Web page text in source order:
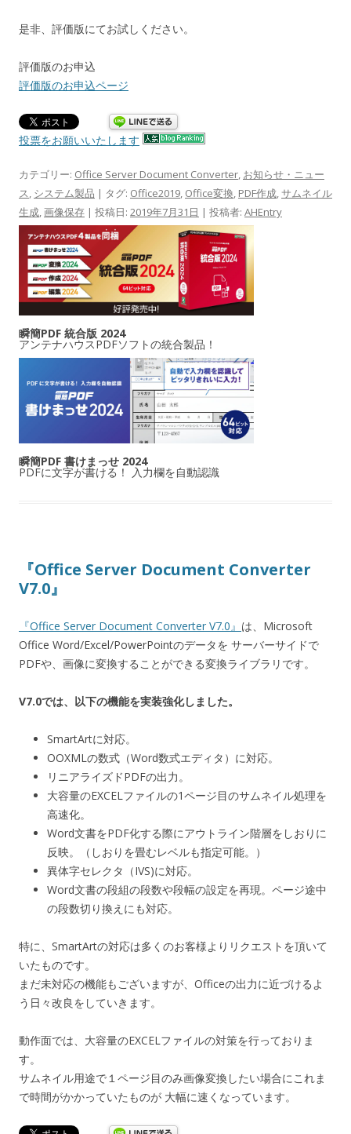
是非、評価版にてお試しください。
評価版のお申込
評価版のお申込ページ
投票をお願いいたします
カテゴリー: Office Server Document Converter, お知らせ・ニュー
ス, システム製品 | タグ: Office2019, Office変換, PDF作成,サムネイル
生成,画像保存 | 投稿日: 2019年7月31日 | 投稿者: AHEntry
瞬簡PDF 統合版 2024
アンテナハウスPDFソフトの統合製品！
瞬簡PDF 書けまっせ 2024
PDFに文字が書ける！ 入力欄を自動認識
『Office Server Document Converter
V7.0』
『Office Server Document Converter V7.0』 は、Microsoft
Office Word/Excel/PowerPointのデータを サーバーサイドで
PDFや、画像に変換することができる変換ライブラリです。
V7.0では、以下の機能を実装強化しました。
SmartArtに対応。
OOXMLの数式（Word数式エディタ）に対応。
リニアライズドPDFの出力。
大容量のEXCELファイルの1ページ目のサムネイル処理を
高速化。
Word文書をPDF化する際にアウトライン階層をしおりに
反映。（しおりを畳むレベルも指定可能。）
異体字セレクタ（IVS)に対応。
Word文書の段組の段数や段幅の設定を再現。ページ途中
の段数切り換えにも対応。
特に、SmartArtの対応は多くのお客様よりリクエストを頂いて
いたものです。
まだ未対応の機能もございますが、Officeの出力に近づけるよ
う日々改良をしていきます。
動作面では、大容量のEXCELファイルの対策を行っておりま
す。
サムネイル用途で１ページ目のみ画像変換したい場合にこれま
で時間がかかっていたものが 大幅に速くなっています。